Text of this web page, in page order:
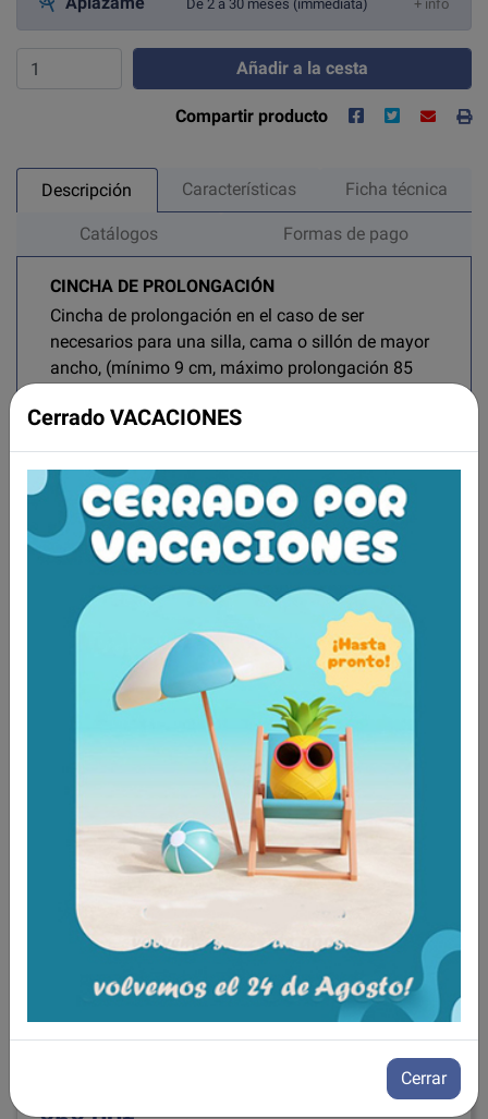
De 2 a 30 meses (immediata) + info
Añadir a la cesta
Compartir producto
Descripción Características Ficha técnica
Catálogos Formas de pago
CINCHA DE PROLONGACIÓN
Cincha de prolongación en el caso de ser
necesarios para una silla, cama o sillón de mayor
ancho, (mínimo 9 cm, máximo prolongación 85
Aún no existen valoraciones para este
producto.
Tambien te recomendamos
Cerrado VACACIONES
Cerrar